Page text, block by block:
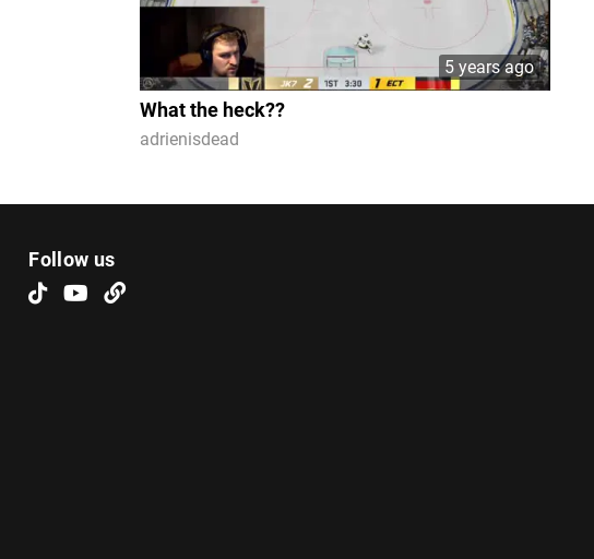
5 years ago
What the heck??
adrienisdead
Follow us